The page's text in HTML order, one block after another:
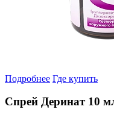
Подробнее Где купить
Спрей Деринат 10